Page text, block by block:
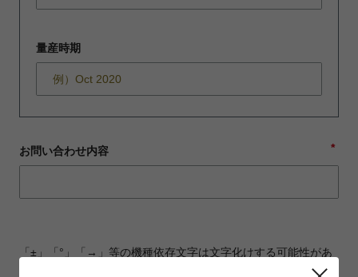
量産時期
*
お問い合わせ内容
「±」「°」「→」等の機種依存文字は文字化けする可能性があ